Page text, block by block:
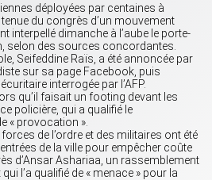
déployées par centaines à
du congrès d’un mouvement
interpellé dimanche à l’aube le porte-
selon des sources concordantes.
Seifeddine Raïs, a été annoncée par
sur sa page Facebook, puis
interrogée par l’AFP.
qu’il faisait un footing devant les
policière, qui a qualifié le
« provocation ».
de l’ordre et des militaires ont été
de la ville pour empêcher coûte
d’Ansar Ashariaa, un rassemblement
l’a qualifié de « menace » pour la